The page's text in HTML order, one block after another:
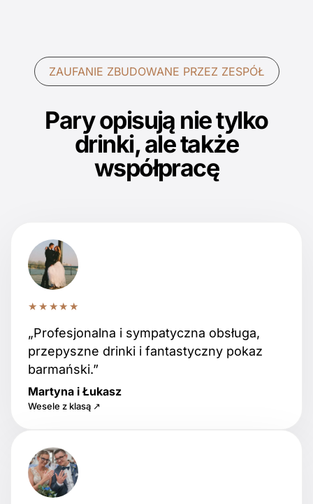
ZAUFANIE ZBUDOWANE PRZEZ ZESPÓŁ
Pary opisują nie tylko
drinki, ale także
współpracę
★★★★★
„Profesjonalna i sympatyczna obsługa,
przepyszne drinki i fantastyczny pokaz
barmański.”
Martyna i Łukasz
Wesele z klasą ↗